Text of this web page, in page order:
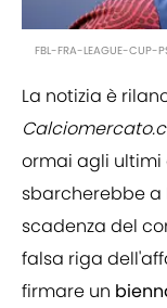
FBL-FRA-LEAGUE-CUP-
La notizia è
ormai agli
sbarcherebbe a
scadenza del
falsa riga
firmare un